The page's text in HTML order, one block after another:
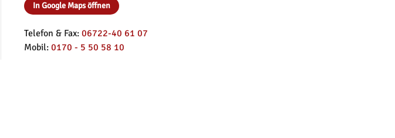
In Google Maps öffnen
Telefon & Fax: 06722-40 61 07
Mobil: 0170 - 5 50 58 10